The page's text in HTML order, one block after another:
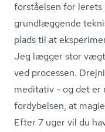
forståelsen for lerets
grundlæggende
plads til at
Jeg lægger stor
ved processen.
meditativ - og det er
fordybelsen, at
Efter 7 uger vil du